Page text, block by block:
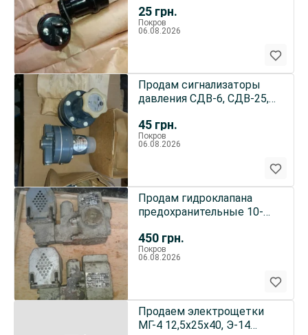
25 грн.
Покров
06.08.2026
45 грн.
Продам сигнализаторы
давления СДВ-6, СДВ-25,
Покров
06.08.2026
450 грн.
Продам гидроклапана
предохранительные 10-
21
Покров
06.08.2026
Продаем электрощетки
МГ-4 12,5х25х40, Э-14